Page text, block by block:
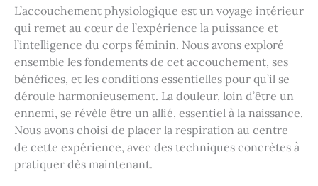
L’accouchement physiologique est un voyage intérieur
qui remet au cœur de l’expérience la puissance et
l’intelligence du corps féminin. Nous avons exploré
ensemble les fondements de cet accouchement, ses
bénéfices, et les conditions essentielles pour qu’il se
déroule harmonieusement. La douleur, loin d’être un
ennemi, se révèle être un allié, essentiel à la naissance.
Nous avons choisi de placer la respiration au centre
de cette expérience, avec des techniques concrètes à
pratiquer dès maintenant.